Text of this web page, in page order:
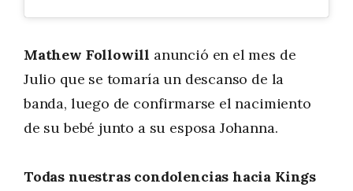
Mathew Followill anunció en el mes de
Julio que se tomaría un descanso de la
banda, luego de confirmarse el nacimiento
de su bebé junto a su esposa Johanna.
Todas nuestras condolencias hacia Kings